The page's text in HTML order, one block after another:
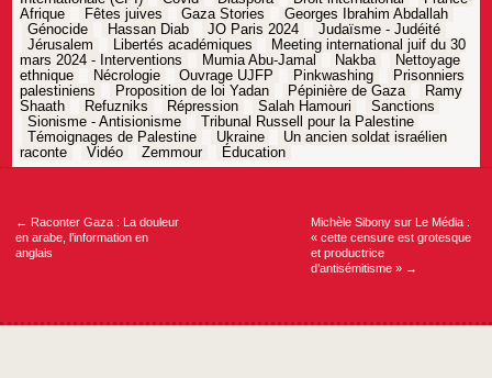
Afrique
Fêtes juives Gaza Stories
Georges Ibrahim Abdallah
Génocide
Hassan Diab JO Paris 2024
Judaïsme - Judéité
Jérusalem
Libertés académiques
Meeting international juif du 30
mars 2024 - Interventions
Mumia Abu-Jamal Nakba
Nettoyage
ethnique
Nécrologie Ouvrage UJFP Pinkwashing
Prisonniers
palestiniens
Proposition de loi Yadan Pépinière de Gaza
Ramy
Shaath
Refuzniks Répression Salah Hamouri
Sanctions
Sionisme - Antisionisme
Tribunal Russell pour la Palestine
Témoignages de Palestine
Ukraine
Un ancien soldat israélien
raconte
Vidéo Zemmour Éducation
Navigation
← Raconter Gaza : La douleur
en arabe, l’information en
anglais
Michèle Sibony sur Le Média :
« cette censure est grotesque
et productrice
d’antisémitisme » →